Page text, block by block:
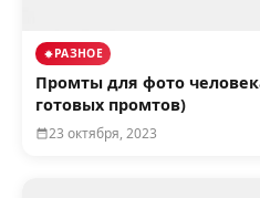
РАЗНОЕ
Промты для фото
готовых промтов)
23 октября, 2023